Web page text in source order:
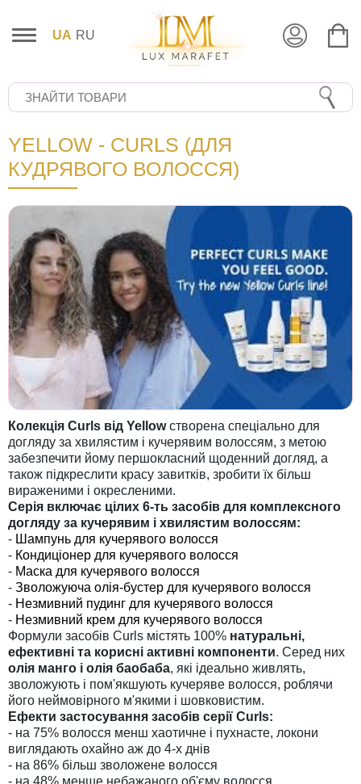
UA RU
YELLOW - CURLS (ДЛЯ
КУДРЯВОГО ВОЛОССЯ)
Колекція Curls від Yellowстворена спеціально для
догляду за хвилястим і кучерявим волоссям, з метою
забезпечити йому першокласний щоденний догляд, а
також підкреслити красу завитків, зробити їх більш
вираженими і окресленими.
Серія включає цілих 6-ть засобів для комплексного
догляду за кучерявим і хвилястим волоссям:
- Шампунь для кучерявого волосся
- Кондиціонер для кучерявого волосся
- Маска для кучерявого волосся
- Зволожуюча олія-бустер для кучерявого волосся
- Незмивний пудинг для кучерявого волосся
- Незмивний крем для кучерявого волосся
Формули засобів Curls містять 100% натуральні,
ефективні та корисні активні компоненти. Серед них
олія манго і олія баобаба, які ідеально живлять,
зволожують і пом'якшують кучеряве волосся, роблячи
його неймовірного м'якими і шовковистим.
Ефекти застосування засобів серії Curls:
- на 75% волосся менш хаотичне і пухнасте, локони
виглядають охайно аж до 4-х днів
- на 86% більш зволожене волосся
- на 48% менше небажаного об'єму волосся